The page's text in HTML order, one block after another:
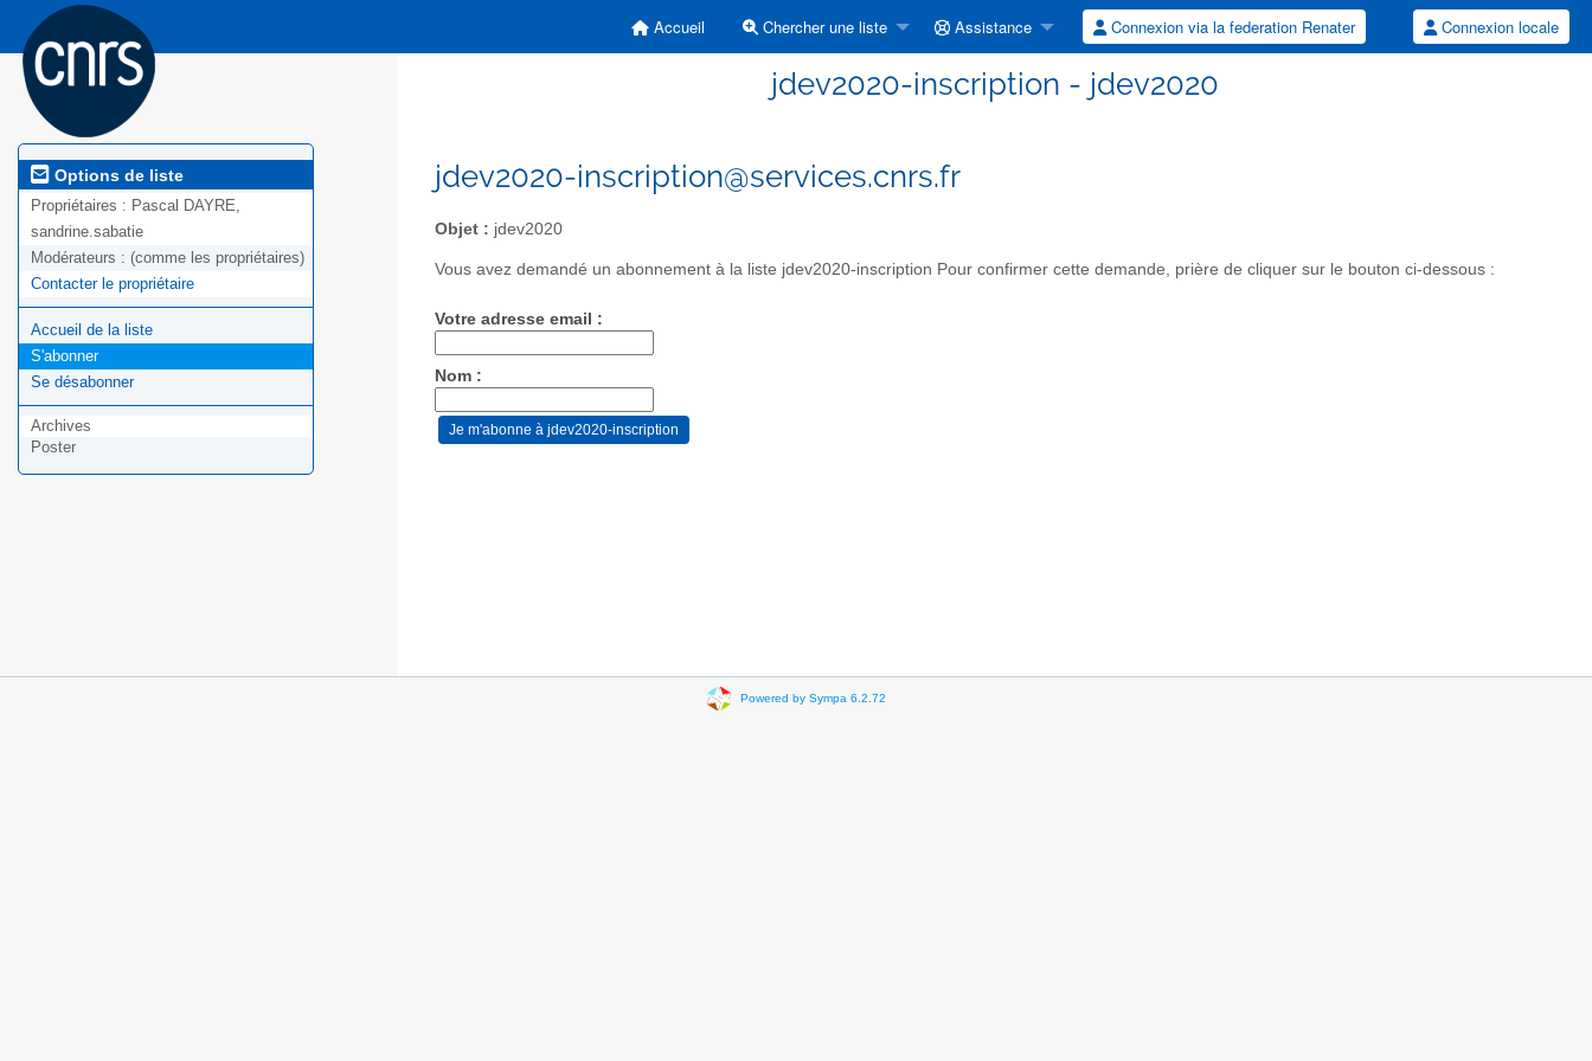
Accueil Chercher une liste Assistance Connexion via la federation Renater Connexion locale
jdev2020-inscription - jdev2020
Options de liste
Propriétaires : Pascal DAYRE,
sandrine.sabatie
Modérateurs : (comme les propriétaires)
Contacter le propriétaire
Accueil de la liste
S'abonner
Se désabonner
Archives
Poster
jdev2020-inscription@services.cnrs.fr
Objet : jdev2020
Vous avez demandé un abonnement à la liste jdev2020-inscription Pour confirmer cette demande, prière de cliquer sur le bouton ci-dessous :
Votre adresse email :
Nom :
Powered by Sympa 6.2.72